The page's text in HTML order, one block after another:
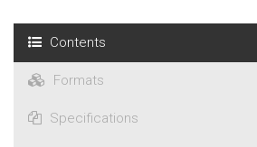
Contents
Formats
Specifications